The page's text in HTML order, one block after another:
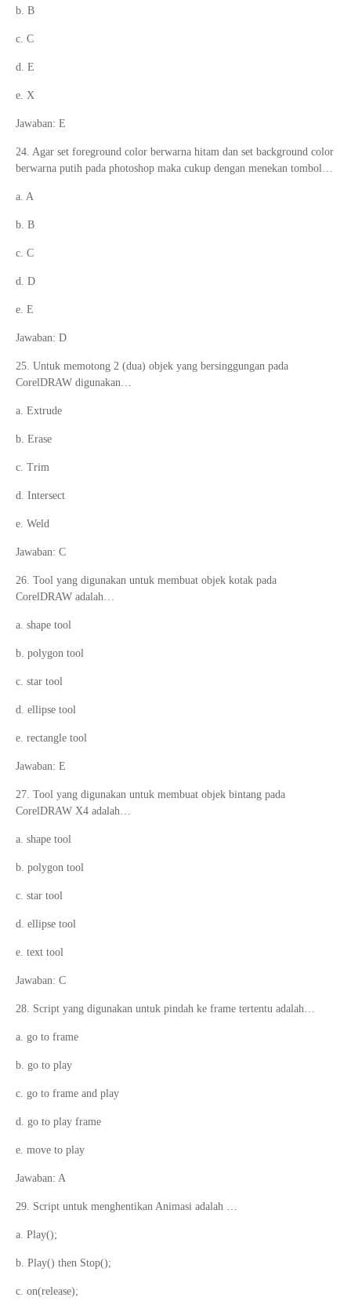
b. B
c. C
d. E
e. X
Jawaban: E
24. Agar set foreground color berwarna hitam dan set background color
berwarna putih pada photoshop maka cukup dengan menekan tombol…
a. A
b. B
c. C
d. D
e. E
Jawaban: D
25. Untuk memotong 2 (dua) objek yang bersinggungan pada
CorelDRAW digunakan…
a. Extrude
b. Erase
c. Trim
d. Intersect
e. Weld
Jawaban: C
26. Tool yang digunakan untuk membuat objek kotak pada
CorelDRAW adalah…
a. shape tool
b. polygon tool
c. star tool
d. ellipse tool
e. rectangle tool
Jawaban: E
27. Tool yang digunakan untuk membuat objek bintang pada
CorelDRAW X4 adalah…
a. shape tool
b. polygon tool
c. star tool
d. ellipse tool
e. text tool
Jawaban: C
28. Script yang digunakan untuk pindah ke frame tertentu adalah…
a. go to frame
b. go to play
c. go to frame and play
d. go to play frame
e. move to play
Jawaban: A
29. Script untuk menghentikan Animasi adalah …
a. Play();
b. Play() then Stop();
c. on(release);